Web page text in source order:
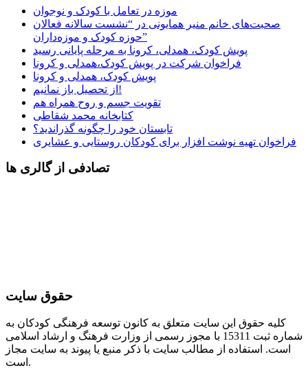
موزه در تعامل با کودک و نوجوان
صحبت‌های خانم منیر همایونی در “نشست سالانه فعالان
حوزه کودک و موزه‌داران”
پویش کودک، همدلی، کرونا به مرحله پایانی رسید
فراخوان شرکت در پویش کودک،همدلی و کرونا
پویش کودک، همدلی و کرونا
از تحصیل باز نمانیم!
تقویت جسم و روح همراه هم
کتابخانه محمد شقاطی
تابستان خود را چگونه گذراندید؟
فراخوان تهیه نوشت افزار برای کودکان روستایی و عشایری
تصادفی از گالری ها
حقوق سایت
کلیه حقوق این سایت متعلق به کانون توسعه فرهنگی کودکان به
شماره ثبت 15311 با مجوز رسمی از وزارت فرهنگ و ارشاد اسلامی
است. استفاده از مطالب سایت با ذکر منبع یا پیوند به سایت مجاز
است.